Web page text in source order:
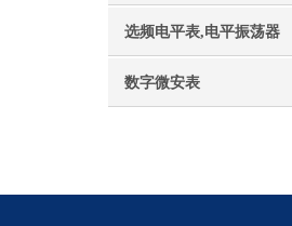
选频电平表,电平振荡器
数字微安表